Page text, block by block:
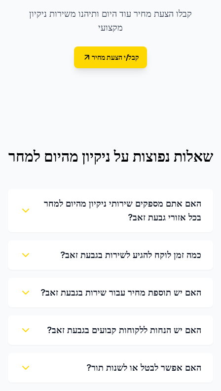
קבלו הצעת מחיר עוד היום ותיהנו משירות ניקיון
מקצועי
קבל/י הצעת מחיר
שאלות נפוצות על ניקיון מהיום למחר
האם אתם מספקים שירותי ניקיון מהיום למחר
בכל אזורי גבעת זאב?
כמה זמן לוקח להגיע לשירות בגבעת זאב?
האם יש תוספת מחיר עבור שירות בגבעת זאב?
האם יש הנחות ללקוחות קבועים בגבעת זאב?
האם אפשר לבטל או לשנות תור?